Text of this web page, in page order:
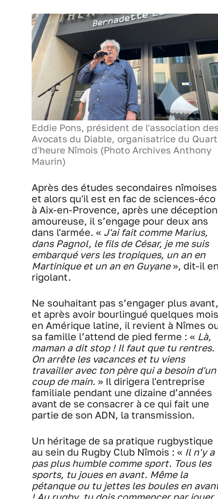
Eddie Pons, président de l'association
Avocats du Diable, organisatrice du Quart
d'heure Nîmois (Photo Archives Anthony
Maurin)
Après des études secondaires nîmoises
et alors qu'il est en fac de sciences-éco
à Aix-en-Provence, après une déception
amoureuse, il s’engage pour deux ans
dans l'armée. « J'ai fait comme Marius,
dans Pagnol, le fils de César, je me suis
embarqué vers les tropiques, un an en
Martinique et un an en Guyane», dit-il
rigolant.
Ne souhaitant pas s’engager plus avant,
et après avoir bourlingué quelques mois
en Amérique latine, il revient à Nîmes
sa famille l’attend de pied ferme : « Là,
maman a dit stop ! Il faut que tu rentres.
On arrête les vacances et tu viens
travailler avec ton père qui a besoin d'un
coup de main. » Il dirigera l'entreprise
familiale pendant une dizaine d’années
avant de se consacrer à ce qui fait une
partie de son ADN, la transmission.
Un héritage de sa pratique rugbystique
au sein du Rugby Club Nîmois : « Il n'y a
pas plus humble comme sport. Tous les
sports, tu joues en avant. Même la
pétanque ou tu jettes les boules en